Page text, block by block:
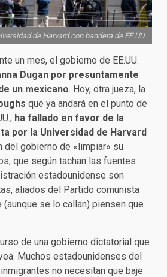
de Harvard con bandera de EE.UU
un mes, el gobierno de EE.UU.
Dugan por presuntamente
un mexicano. Hoy, otra jueza, la
que ya andará en el punto de
ha fallado en favor de la
por la Universidad de Harvard
del gobierno de «limpiar» su
que según tachan las fuentes
estadounidense son
aliados del Partido comunista
(aunque se lo callan) piensen que
de una gobierno dictatorial que
Muchos estadounidenses del
no necesitan que baje